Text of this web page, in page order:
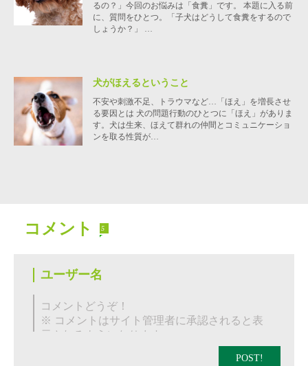
るの？」今回のお悩みは「食糞」です。 本題に入る前
に、質問をひとつ。「子犬はどうして食糞をするので
しょうか？」 …
犬がほえるということ
不安や刺激不足、トラウマなど…「ほえ」を増長させ
る要因とは 犬の問題行動のひとつに「ほえ」がありま
す。犬は生来、ほえて群れの仲間とコミュニケーショ
ンを取る性質が…
コメント 5
POST!